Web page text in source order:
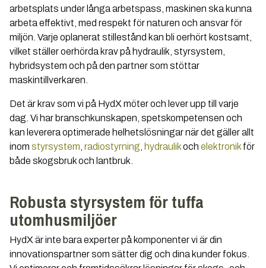
arbetsplats under långa arbetspass, maskinen ska kunna
arbeta effektivt, med respekt för naturen och ansvar för
miljön. Varje oplanerat stillestånd kan bli oerhört kostsamt,
vilket ställer oerhörda krav på hydraulik, styrsystem,
hybridsystem och på den partner som stöttar
maskintillverkaren.
Det är krav som vi på HydX möter och lever upp till varje
dag. Vi har branschkunskapen, spetskompetensen och
kan leverera optimerade helhetslösningar när det gäller allt
inom styrsystem radiostyrning hydraulikoch elektronik för
både skogsbruk och lantbruk.
Robusta styrsystem för tuffa
utomhusmiljöer
HydX är inte bara experter på komponenter vi är din
innovationspartner som sätter dig och dina kunder fokus.